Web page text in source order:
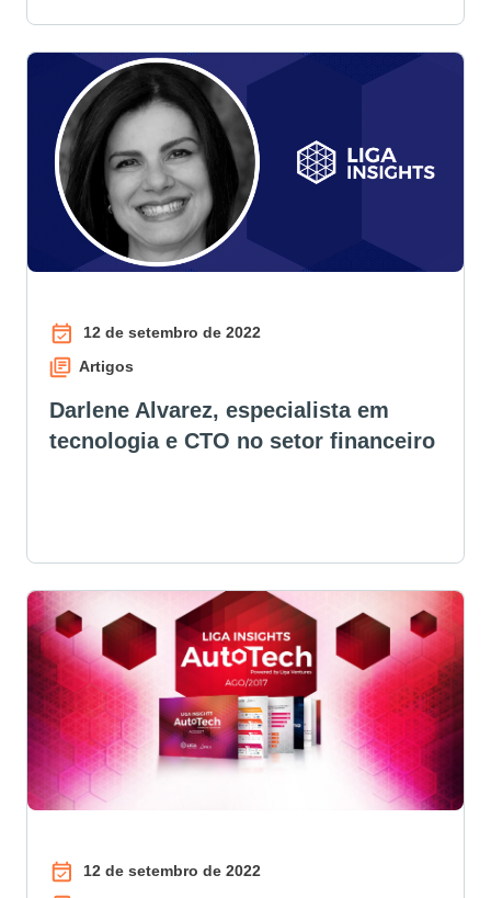
12 de setembro de 2022
Artigos
Darlene Alvarez, especialista em
tecnologia e CTO no setor financeiro
12 de setembro de 2022